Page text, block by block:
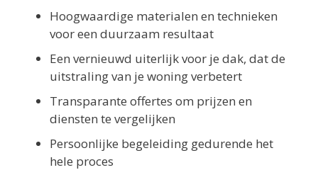
Hoogwaardige materialen en technieken
voor een duurzaam resultaat
Een vernieuwd uiterlijk voor je dak, dat de
uitstraling van je woning verbetert
Transparante offertes om prijzen en
diensten te vergelijken
Persoonlijke begeleiding gedurende het
hele proces